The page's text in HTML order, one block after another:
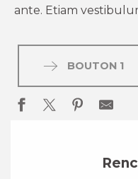
ante. Etiam
BOUTON 1